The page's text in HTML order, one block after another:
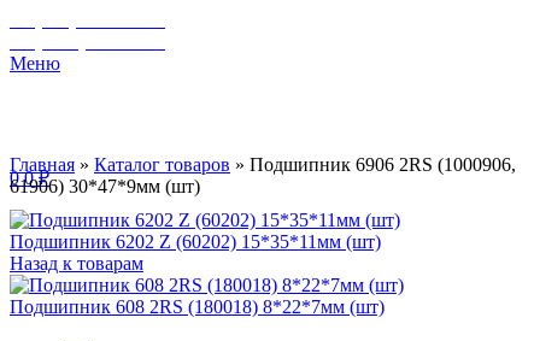
Меню
00₽
Главная » Каталог товаров » Подшипник 6906 2RS (1000906,
61906) 30*47*9мм (шт)
Подшипник 6202 Z (60202) 15*35*11мм (шт)
Назад к товарам
Подшипник 608 2RS (180018) 8*22*7мм (шт)